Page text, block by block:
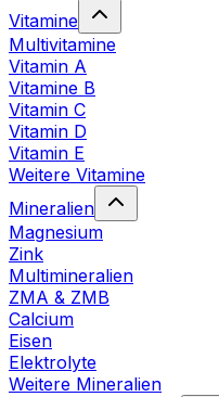
Vitamine
Multivitamine
Vitamin A
Vitamine B
Vitamin C
Vitamin D
Vitamin E
Weitere Vitamine
Mineralien
Magnesium
Zink
Multimineralien
ZMA & ZMB
Calcium
Eisen
Elektrolyte
Weitere Mineralien